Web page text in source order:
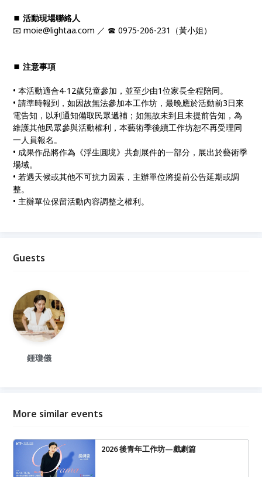
⏹︎ 活動現場聯絡人
📧 moie@lightaa.com ／ ☎ 0975-206-231（黃小姐）
⏹︎ 注意事項
• 本活動適合4-12歲兒童參加，並至少由1位家長全程陪同。
• 請準時報到，如因故無法參加本工作坊，最晚應於活動前3日來
電告知，以利通知備取民眾遞補；如無故未到且未提前告知，為
維護其他民眾參與活動權利，本藝術季後續工作坊恕不再受理同
一人員報名。
• 成果作品將作為《浮生圓境》共創展件的一部分，展出於藝術季
場域。
• 若遇天候或其他不可抗力因素，主辦單位將提前公告延期或調
整。
• 主辦單位保留活動內容調整之權利。
Guests
鍾瓊儀
More similar events
2026 後青年工作坊—戲劇篇